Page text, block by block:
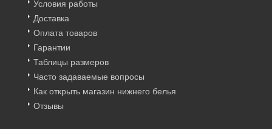
Условия работы
Доставка
Оплата товаров
Гарантии
Таблицы размеров
Часто задаваемые вопросы
Как открыть магазин нижнего белья
Отзывы